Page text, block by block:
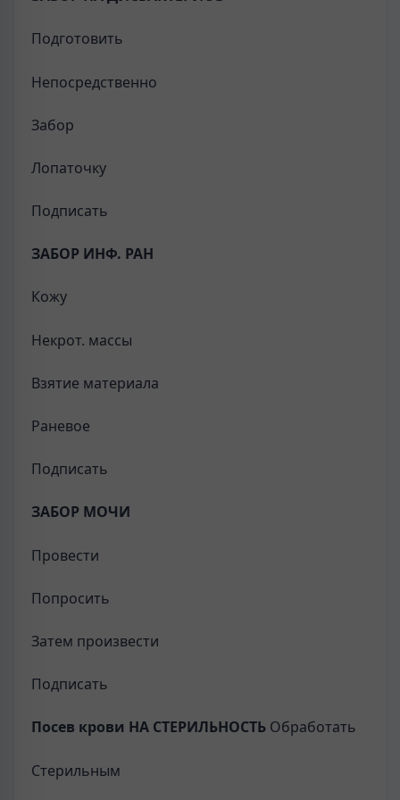
Подготовить
Непосредственно
Забор
Лопаточку
Подписать
ЗАБОР ИНФ. РАН
Кожу
Некрот. массы
Взятие материала
Раневое
Подписать
ЗАБОР МОЧИ
Провести
Попросить
Затем произвести
Подписать
Посев крови НА СТЕРИЛЬНОСТЬ Обработать
Стерильным